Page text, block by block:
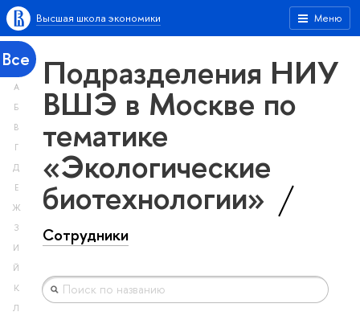
Меню
Высшая школа экономики
Все
А
Б
В
Г
Д
Е
Ж
З
И
Й
К
Л
Подразделения НИУ
ВШЭ в Москве по
тематике
«Экологические
биотехнологии»
Сотрудники